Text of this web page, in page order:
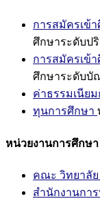
การสมัครเข้
ศึกษาระดับ
การสมัครเข้
ศึกษาระดับบั
ค่าธรรมเนีย
ทุนการศึกษา
หน่วยงานการศึกษา
คณะ วิทยาลั
สำนักงานกา